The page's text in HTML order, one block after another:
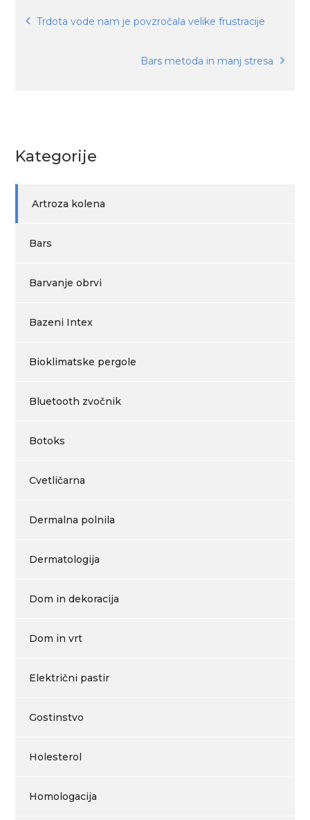
Navigacija
prispevka
Trdota vode nam je povzročala velike frustracije
Bars metoda in manj stresa
Kategorije
Artroza kolena
Bars
Barvanje obrvi
Bazeni Intex
Bioklimatske pergole
Bluetooth zvočnik
Botoks
Cvetličarna
Dermalna polnila
Dermatologija
Dom in dekoracija
Dom in vrt
Električni pastir
Gostinstvo
Holesterol
Homologacija